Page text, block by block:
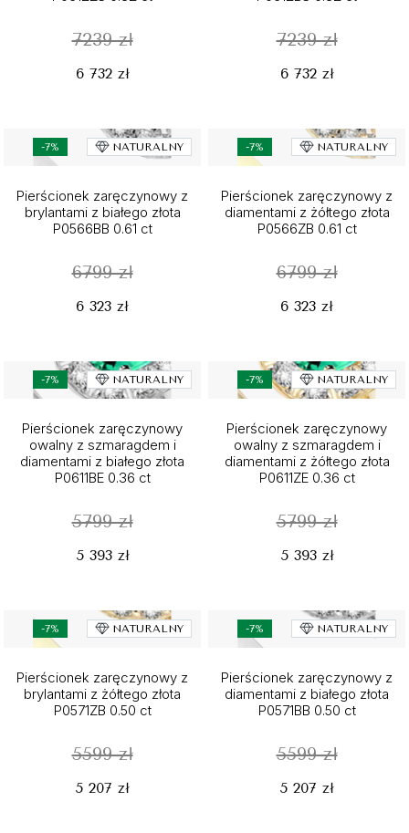
7239 zł
6 732 zł
7239 zł
6 732 zł
-7% NATURALNY
Pierścionek zaręczynowy z
brylantami z białego złota
P0566BB 0.61 ct
6799 zł
6 323 zł
-7% NATURALNY
Pierścionek zaręczynowy z
diamentami z żółtego złota
P0566ZB 0.61 ct
6799 zł
6 323 zł
-7% NATURALNY
Pierścionek zaręczynowy
owalny z szmaragdem i
diamentami z białego złota
P0611BE 0.36 ct
5799 zł
5 393 zł
-7% NATURALNY
Pierścionek zaręczynowy
owalny z szmaragdem i
diamentami z żółtego złota
P0611ZE 0.36 ct
5799 zł
5 393 zł
-7% NATURALNY
Pierścionek zaręczynowy z
brylantami z żółtego złota
P0571ZB 0.50 ct
5599 zł
5 207 zł
-7% NATURALNY
Pierścionek zaręczynowy z
diamentami z białego złota
P0571BB 0.50 ct
5599 zł
5 207 zł